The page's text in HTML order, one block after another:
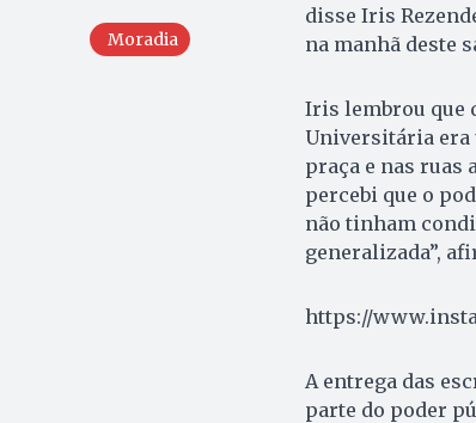
Moradia
disse Iris
na manhã deste
Iris lembrou que
Universitária era
praça e nas ruas
percebi que o
não tinham
generalizada”,
https://
A entrega das
parte do poder